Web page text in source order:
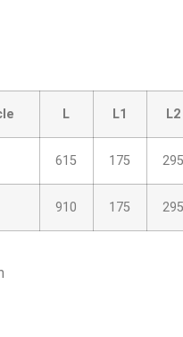
L L1 L2
615 175 295
910 175 295